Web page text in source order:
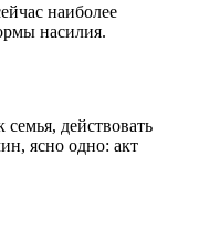
наиболее
насилия.
действовать
ясно одно: акт